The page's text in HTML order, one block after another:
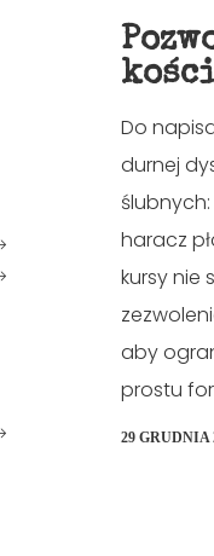
Do
durnej
haracz
kursy nie
aby
prostu
29 GRUDNIA